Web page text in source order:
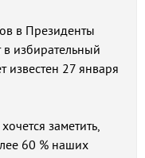
в Президенты
избирательный
известен 27 января
заметить,
60 % наших